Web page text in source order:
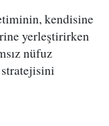
kendisine
yerleştirirken
nüfuz
stratejisini